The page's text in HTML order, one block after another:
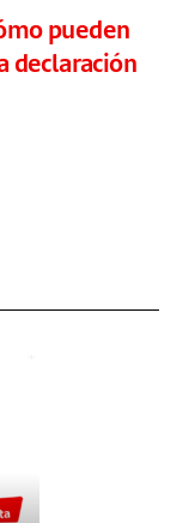
pueden
declaración